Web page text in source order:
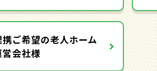
携ご希望の老人ホーム
営会社様